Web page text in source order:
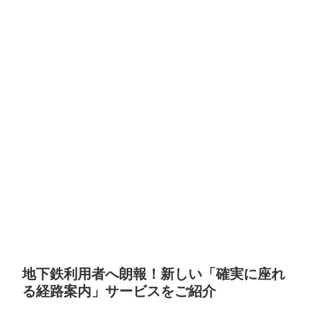
地下鉄利用者へ朗報！新しい「確実に座れ
る経路案内」サービスをご紹介